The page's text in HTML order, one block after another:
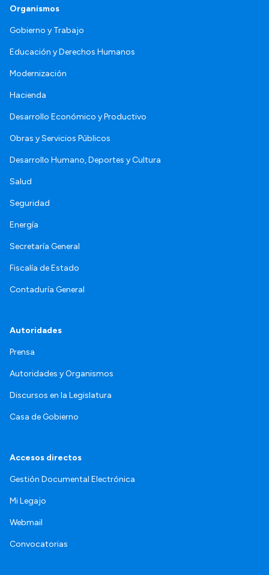
Organismos
Gobierno y Trabajo
Educación y Derechos Humanos
Modernización
Hacienda
Desarrollo Económico y Productivo
Obras y Servicios Públicos
Desarrollo Humano, Deportes y Cultura
Salud
Seguridad
Energía
Secretaría General
Fiscalía de Estado
Contaduría General
Autoridades
Prensa
Autoridades y Organismos
Discursos en la Legislatura
Casa de Gobierno
Accesos directos
Gestión Documental Electrónica
Mi Legajo
Webmail
Convocatorias